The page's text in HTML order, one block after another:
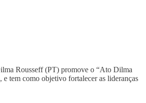
Rousseff (PT) promove o “Ato Dilma
tem como objetivo fortalecer as lideranças